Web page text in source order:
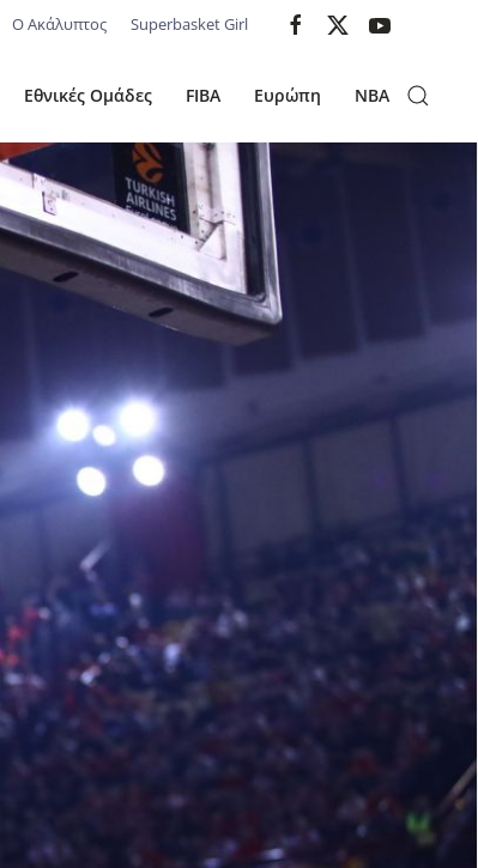
Ο Ακάλυπτος Superbasket Girl
Εθνικές Ομάδες FIBA Ευρώπη NBA